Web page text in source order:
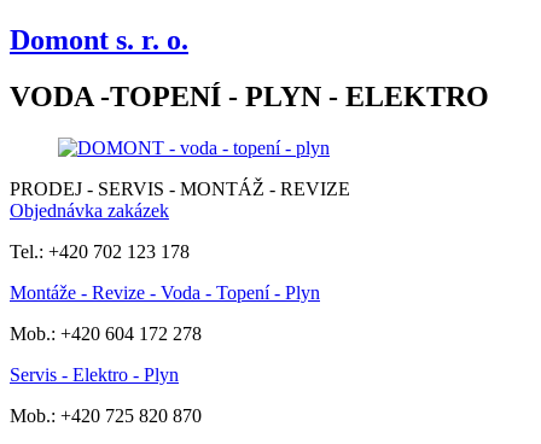
Domont s. r. o.
VODA -TOPENÍ - PLYN - ELEKTRO
PRODEJ - SERVIS - MONTÁŽ - REVIZE
Objednávka zakázek
Tel.: +420 702 123 178
Montáže - Revize - Voda - Topení - Plyn
Mob.: +420 604 172 278
Servis - Elektro - Plyn
Mob.: +420 725 820 870